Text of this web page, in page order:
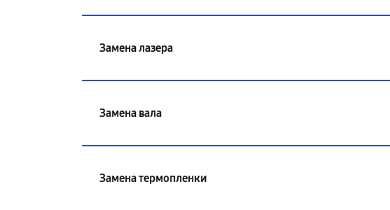
Замена лазера
Замена вала
Замена термопленки